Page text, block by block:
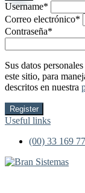
Username*
Correo electrónico*
Contraseña*
Sus datos
este sitio, para
descritos en nuestra
Register
Useful links
(00) 33 169